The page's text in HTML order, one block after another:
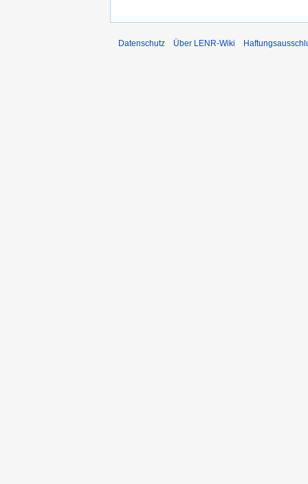
Datenschutz Über LENR-Wiki